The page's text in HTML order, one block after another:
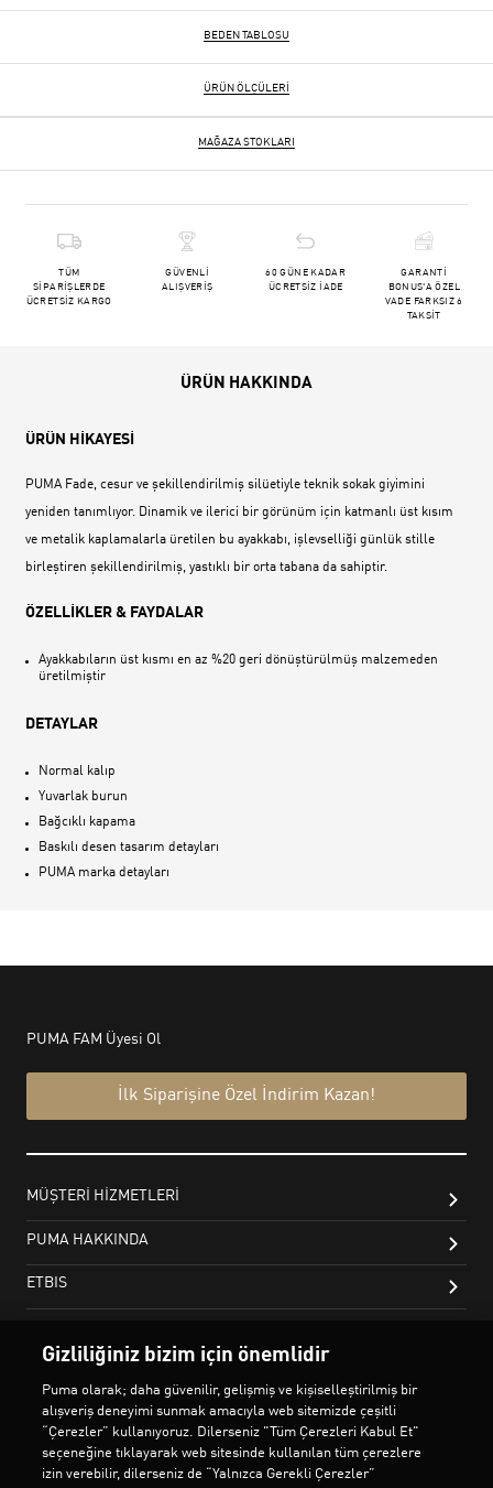
BEDEN TABLOSU
ÜRÜN ÖLÇÜLERI
MAĞAZA STOKLARI
TÜM
SİPARİŞLERDE
ÜCRETSİZ KARGO
GÜVENLİ
ALIŞVERİŞ
60 GÜNE KADAR
ÜCRETSİZ İADE
GARANTİ
BONUS'A ÖZEL
VADE FARKSIZ 6
TAKSİT
ÜRÜN HAKKINDA
ÜRÜN HİKAYESİ
PUMA Fade, cesur ve şekillendirilmiş silüetiyle teknik sokak giyimini
yeniden tanımlıyor. Dinamik ve ilerici bir görünüm için katmanlı üst kısım
ve metalik kaplamalarla üretilen bu ayakkabı, işlevselliği günlük stille
birleştiren şekillendirilmiş, yastıklı bir orta tabana da sahiptir.
ÖZELLİKLER & FAYDALAR
Ayakkabıların üst kısmı en az %20 geri dönüştürülmüş malzemeden
üretilmiştir
DETAYLAR
Normal kalıp
Yuvarlak burun
Bağcıklı kapama
Baskılı desen tasarım detayları
PUMA marka detayları
Gizliliğiniz bizim için önemlidir
Puma olarak; daha güvenilir, gelişmiş ve kişiselleştirilmiş bir
alışveriş deneyimi sunmak amacıyla web sitemizde çeşitli
“Çerezler” kullanıyoruz. Dilerseniz "Tüm Çerezleri Kabul Et"
seçeneğine tıklayarak web sitesinde kullanılan tüm çerezlere
izin verebilir, dilerseniz de “Yalnızca Gerekli Çerezler”